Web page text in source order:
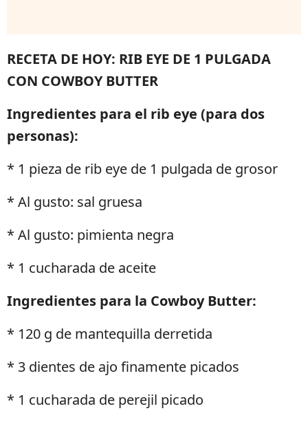
RECETA DE HOY: RIB EYE DE 1 PULGADA
CON COWBOY BUTTER
Ingredientes para el rib eye (para dos
personas):
* 1 pieza de rib eye de 1 pulgada de grosor
* Al gusto: sal gruesa
* Al gusto: pimienta negra
* 1 cucharada de aceite
Ingredientes para la Cowboy Butter:
* 120 g de mantequilla derretida
* 3 dientes de ajo finamente picados
* 1 cucharada de perejil picado